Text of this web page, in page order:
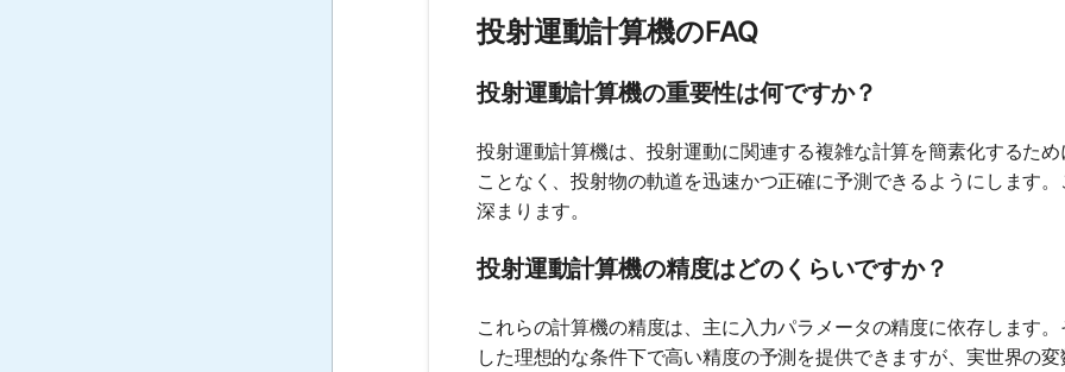
投射運動計算機のFAQ
投射運動計算機の重要性は何ですか？
投射運動計算機は、投射運動に関連する複雑な計算を簡素化するた
ことなく、投射物の軌道を迅速かつ正確に予測できるようにします
深まります。
投射運動計算機の精度はどのくらいですか？
これらの計算機の精度は、主に入力パラメータの精度に依存します
した理想的な条件下で高い精度の予測を提供できますが、実世界の